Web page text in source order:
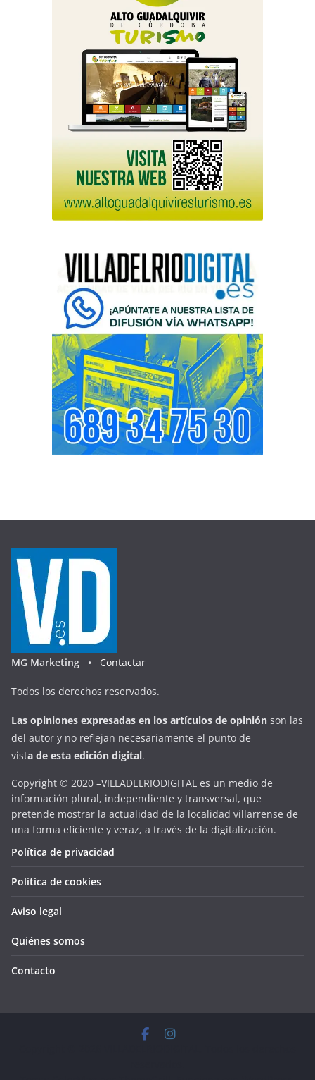
MG Marketing • Contactar
Todos los derechos reservados.
Las opiniones expresadas en los artículos de opinión son las
del autor y no reflejan necesariamente el punto de
vista de esta edición digital.
Copyright © 2020 –VILLADELRIODIGITAL es un medio de
información plural, independiente y transversal, que
pretende mostrar la actualidad de la localidad villarrense de
una forma eficiente y veraz, a través de la digitalización.
Política de privacidad
Política de cookies
Aviso legal
Quiénes somos
Contacto